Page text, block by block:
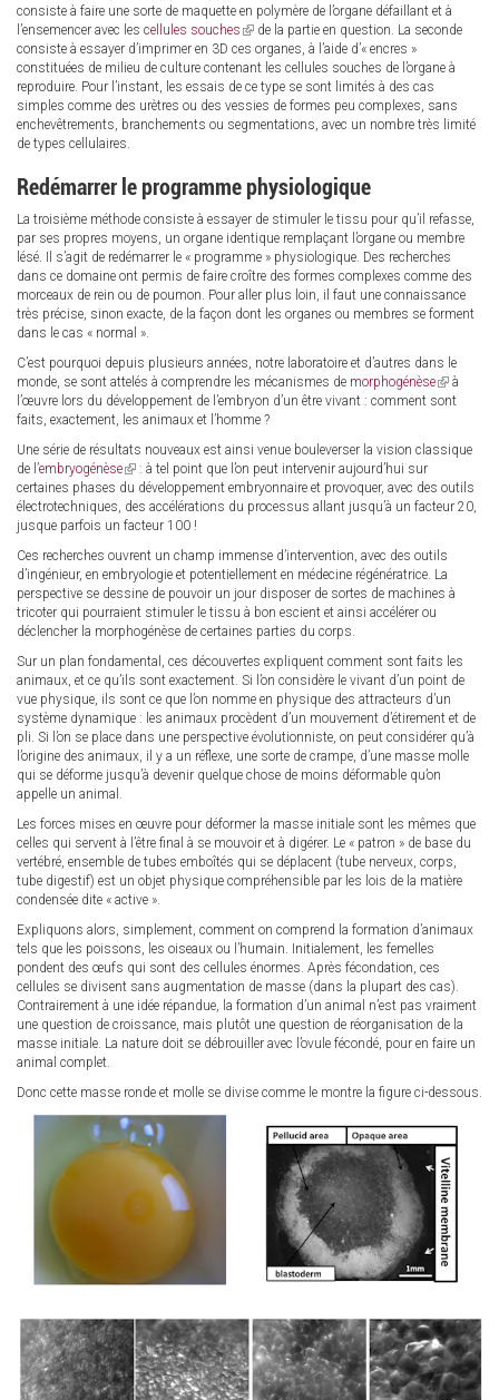
consiste à faire une sorte de maquette en polymère de l’organe défaillant et à
l’ensemencer avec les cellules souches (link
is
external)
de la partie en question. La seconde
consiste à essayer d’imprimer en 3D ces organes, à l’aide d’« encres »
constituées de milieu de culture contenant les cellules souches de l’organe à
reproduire. Pour l’instant, les essais de ce type se sont limités à des cas
simples comme des urètres ou des vessies de formes peu complexes, sans
enchevêtrements, branchements ou segmentations, avec un nombre très limité
de types cellulaires.
Redémarrer le programme physiologique
La troisième méthode consiste à essayer de stimuler le tissu pour qu’il refasse,
par ses propres moyens, un organe identique remplaçant l’organe ou membre
lésé. Il s’agit de redémarrer le « programme » physiologique. Des recherches
dans ce domaine ont permis de faire croître des formes complexes comme des
morceaux de rein ou de poumon. Pour aller plus loin, il faut une connaissance
très précise, sinon exacte, de la façon dont les organes ou membres se forment
dans le cas « normal ».
C’est pourquoi depuis plusieurs années, notre laboratoire et d’autres dans le
monde, se sont attelés à comprendre les mécanismes de morphogénèse(link
is
à
l’œuvre lors du développement de l’embryon d’un être vivant : comment sont
faits, exactement, les animaux et l’homme ?
Une série de résultats nouveaux est ainsi venue bouleverser la vision classique
de l’embryogénèse(link
is
external)
: à tel point que l’on peut intervenir aujourd’hui sur
certaines phases du développement embryonnaire et provoquer, avec des outils
électrotechniques, des accélérations du processus allant jusqu’à un facteur 20,
jusque parfois un facteur 100 !
Ces recherches ouvrent un champ immense d’intervention, avec des outils
d’ingénieur, en embryologie et potentiellement en médecine régénératrice. La
perspective se dessine de pouvoir un jour disposer de sortes de machines à
tricoter qui pourraient stimuler le tissu à bon escient et ainsi accélérer ou
déclencher la morphogénèse de certaines parties du corps.
Sur un plan fondamental, ces découvertes expliquent comment sont faits les
animaux, et ce qu’ils sont exactement. Si l’on considère le vivant d’un point de
vue physique, ils sont ce que l’on nomme en physique des attracteurs d’un
système dynamique : les animaux procèdent d’un mouvement d’étirement et de
pli. Si l’on se place dans une perspective évolutionniste, on peut considérer qu’à
l’origine des animaux, il y a un réflexe, une sorte de crampe, d’une masse molle
qui se déforme jusqu’à devenir quelque chose de moins déformable qu’on
appelle un animal.
Les forces mises en œuvre pour déformer la masse initiale sont les mêmes que
celles qui servent à l’être final à se mouvoir et à digérer. Le « patron » de base du
vertébré, ensemble de tubes emboîtés qui se déplacent (tube nerveux, corps,
tube digestif) est un objet physique compréhensible par les lois de la matière
condensée dite « active ».
Expliquons alors, simplement, comment on comprend la formation d’animaux
tels que les poissons, les oiseaux ou l’humain. Initialement, les femelles
pondent des œufs qui sont des cellules énormes. Après fécondation, ces
cellules se divisent sans augmentation de masse (dans la plupart des cas).
Contrairement à une idée répandue, la formation d’un animal n’est pas vraiment
une question de croissance, mais plutôt une question de réorganisation de la
masse initiale. La nature doit se débrouiller avec l’ovule fécondé, pour en faire un
animal complet.
Donc cette masse ronde et molle se divise comme le montre la figure ci-dessous.